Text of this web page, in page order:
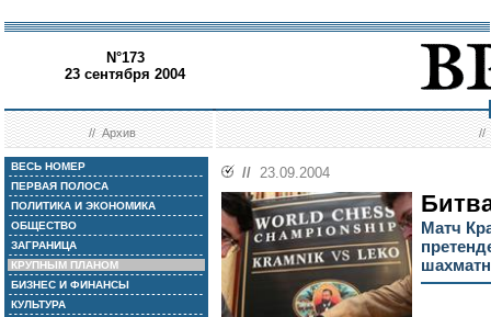
N°173
23 сентября 2004
//Архив //
ВЕСЬ НОМЕР
ПЕРВАЯ ПОЛОСА
ПОЛИТИКА И ЭКОНОМИКА
ОБЩЕСТВО
ЗАГРАНИЦА
КРУПНЫМ ПЛАНОМ
БИЗНЕС И ФИНАНСЫ
КУЛЬТУРА
// 23.09.2004
Матч